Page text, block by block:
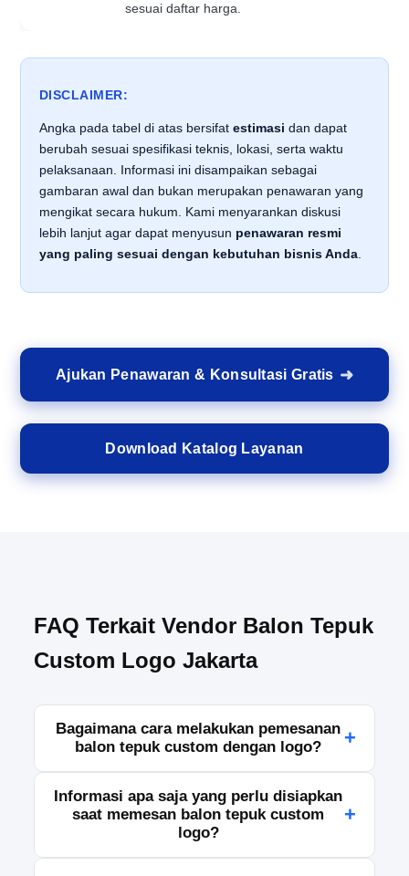
sesuai daftar harga.
DISCLAIMER:
Angka pada tabel di atas bersifat estimasi dan dapat
berubah sesuai spesifikasi teknis, lokasi, serta waktu
pelaksanaan. Informasi ini disampaikan sebagai
gambaran awal dan bukan merupakan penawaran yang
mengikat secara hukum. Kami menyarankan diskusi
lebih lanjut agar dapat menyusun penawaran resmi
yang paling sesuai dengan kebutuhan bisnis Anda.
Ajukan Penawaran & Konsultasi Gratis
Download Katalog Layanan
FAQ Terkait Vendor Balon Tepuk
Custom Logo Jakarta
Bagaimana cara melakukan pemesanan
balon tepuk custom dengan logo?
+
WhatsApp, telepon, atau formulir pemesanan
untuk menyampaikan kebutuhan desain, jumlah,
dan jadwal acara. Setelah detail diterima, kami
Informasi apa saja yang perlu disiapkan
saat memesan balon tepuk custom
logo?
+